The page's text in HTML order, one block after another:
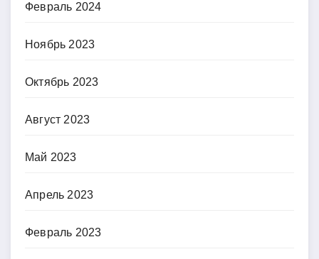
Февраль 2024
Ноябрь 2023
Октябрь 2023
Август 2023
Май 2023
Апрель 2023
Февраль 2023